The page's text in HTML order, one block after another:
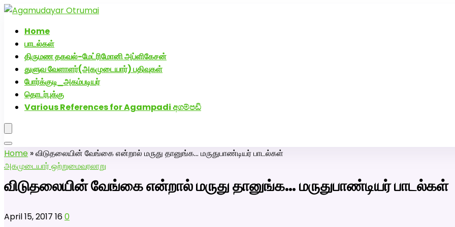
Home
பாடல்கள்
திருமண தகவல்-மேட்ரிமோனி அப்ளிகேசன்
துளுவ வேளாளர்(அகமுடையார்) பதிவுகள்
போர்க்குடி_அகம்படியர்
தொடர்புக்கு
Various References for Agampadi අගම්පඩි
Home »விடுதலையின் வேங்கை என்றால் மருது தானுங்க… மருதுபாண்டியர் பாடல்கள்
அகமுடையார் ஒற்றுமைவரலாறு
விடுதலையின் வேங்கை என்றால் மருது தானுங்க… மருதுபாண்டியர் பாடல்கள்
April 15, 2017 160
அகமுடையார் திருமண வரன்களுக்கு அகமுடையார்மேட்ரி-பெண் வீட்டாருக்கு 100% இலவச திருமண சேவை! வாட்ஸப் எண்: